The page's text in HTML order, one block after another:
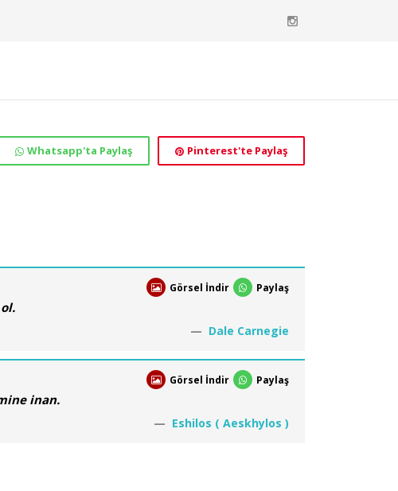
Pinterest'te Paylaş
Whatsapp'ta Paylaş
Görsel İndir Paylaş
Dale Carnegie
Görsel İndir Paylaş
inan.
Eshilos ( Aeskhylos )